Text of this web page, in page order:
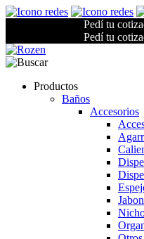
Pedí tu
Pedí tu
Productos
Baños
Accesorios